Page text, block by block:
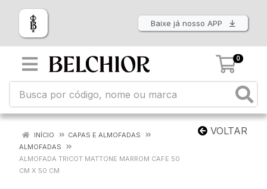
Baixe já nosso APP
0
VOLTAR
INÍCIO
CAPAS E ALMOFADAS
ALMOFADAS
ALMOFADA TRICOT MATTONE MARROM CAFE 50
CM X 50 CM